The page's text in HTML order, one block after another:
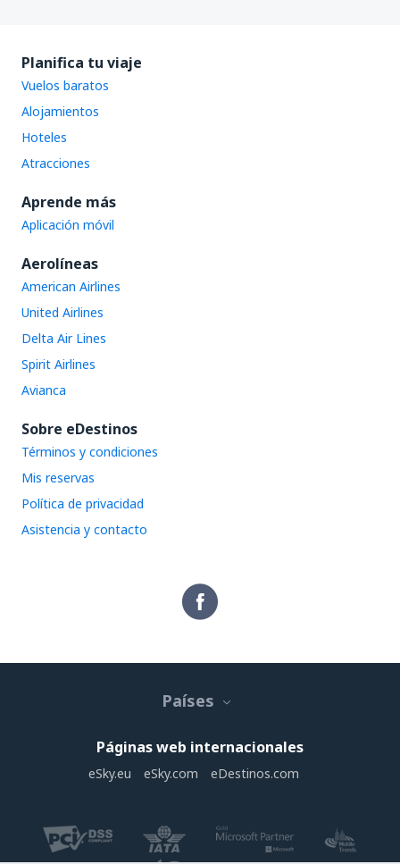
Planifica tu viaje
Vuelos baratos
Alojamientos
Hoteles
Atracciones
Aprende más
Aplicación móvil
Aerolíneas
American Airlines
United Airlines
Delta Air Lines
Spirit Airlines
Avianca
Sobre eDestinos
Términos y condiciones
Mis reservas
Política de privacidad
Asistencia y contacto
Países
Páginas web internacionales
eSky.eu eSky.com eDestinos.com